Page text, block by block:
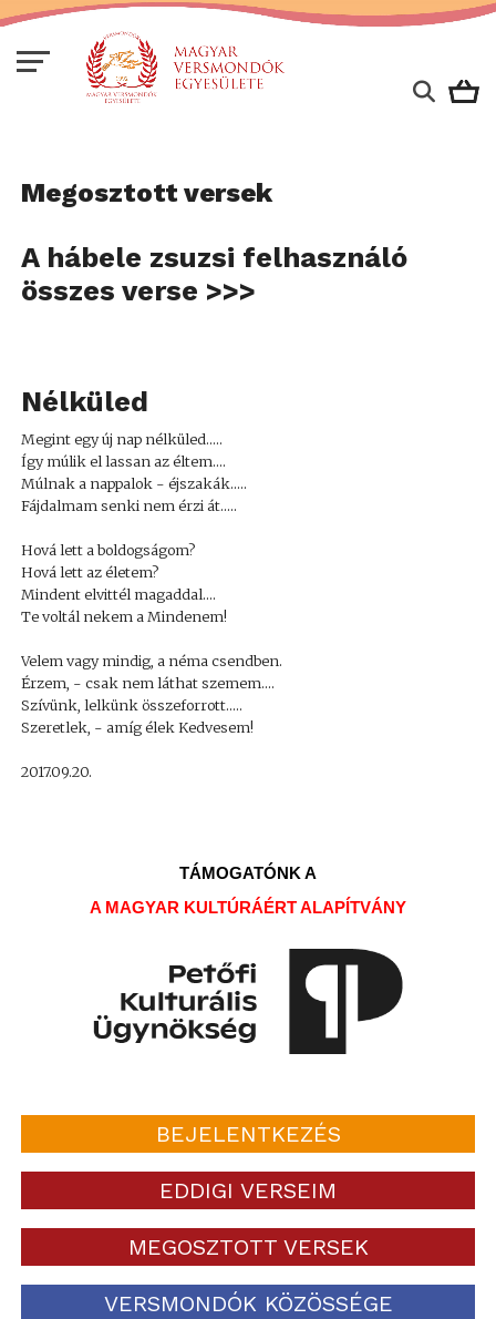
Megosztott versek
A hábele zsuzsi felhasználó
összes verse >>>
Nélküled
Megint egy új nap nélküled.....
Így múlik el lassan az éltem....
Múlnak a nappalok - éjszakák.....
Fájdalmam senki nem érzi át.....
Hová lett a boldogságom?
Hová lett az életem?
Mindent elvittél magaddal....
Te voltál nekem a Mindenem!
Velem vagy mindig, a néma csendben.
Érzem, - csak nem láthat szemem....
Szívünk, lelkünk összeforrott.....
Szeretlek, - amíg élek Kedvesem!
2017.09.20.
TÁMOGATÓNK A
A MAGYAR KULTÚRÁÉRT ALAPÍTVÁNY
BEJELENTKEZÉS
EDDIGI VERSEIM
MEGOSZTOTT VERSEK
VERSMONDÓK KÖZÖSSÉGE